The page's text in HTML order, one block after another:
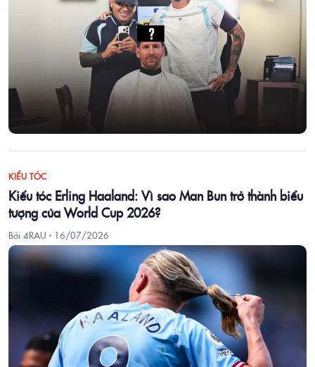
KIỂU TÓC
Kiểu tóc Erling Haaland: Vì sao Man Bun trở thành biểu
tượng của World Cup 2026?
Bởi 4RAU · 16/07/2026